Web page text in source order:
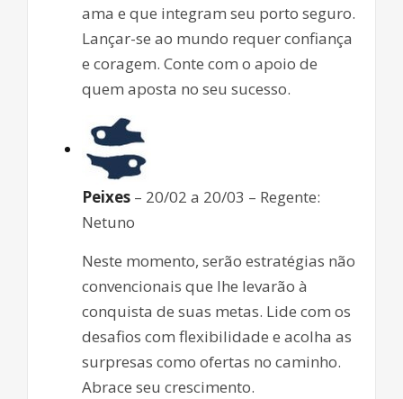
ama e que integram seu porto seguro.
Lançar-se ao mundo requer confiança
e coragem. Conte com o apoio de
quem aposta no seu sucesso.
Peixes – 20/02 a 20/03 – Regente:
Netuno
Neste momento, serão estratégias não
convencionais que lhe levarão à
conquista de suas metas. Lide com os
desafios com flexibilidade e acolha as
surpresas como ofertas no caminho.
Abrace seu crescimento.